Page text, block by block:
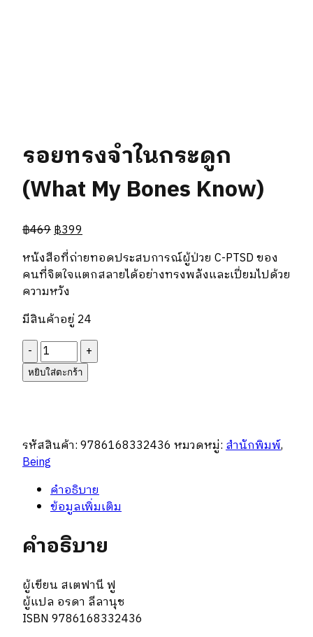
รอยทรงจำในกระดูก
(What My Bones Know)
฿469฿399
หนังสือที่ถ่ายทอดประสบการณ์ผู้ป่วย C-PTSD ของ
คนที่จิตใจแตกสลายได้อย่างทรงพลังและเปี่ยมไปด้วย
ความหวัง
มีสินค้าอยู่ 24
จำนวน
รอย
ทรง
(What
My
Bones
Know)
ชิ้น
หยิบใส่ตะกร้า
รหัสสินค้า:9786168332436 หมวดหมู่:สำนักพิมพ์,
Being
คำอธิบาย
ข้อมูลเพิ่มเติม
คำอธิบาย
ผู้เขียน สเตฟานี ฟู
ผู้แปล อรดา ลีลานุช
ISBN 9786168332436